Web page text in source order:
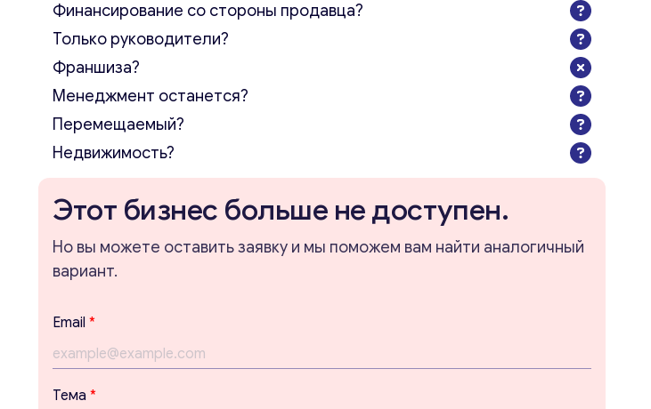
Финансирование со стороны продавца?
Только руководители?
Франшиза?
Менеджмент останется?
Перемещаемый?
Недвижимость?
Этот бизнес больше не доступен.
Но вы можете оставить заявку и мы поможем вам найти аналогичный
вариант.
Email *
Тема *